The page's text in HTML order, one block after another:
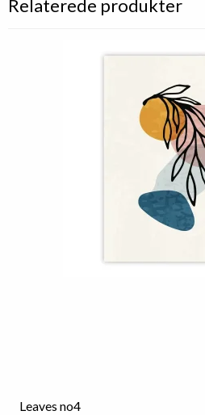
Relaterede produkter
Leaves no4